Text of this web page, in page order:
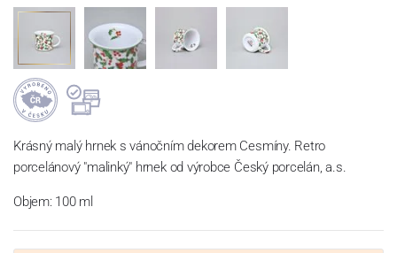
Krásný malý hrnek s vánočním dekorem Cesmíny. Retro
porcelánový "malinký" hrnek od výrobce Český porcelán, a.s.
Objem: 100 ml